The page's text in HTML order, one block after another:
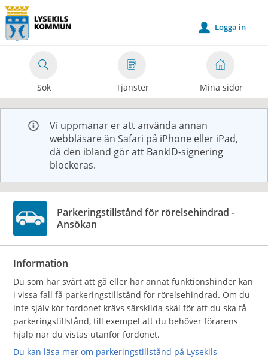
Välkommen
till
e-
tjänster
Lysekils
kommun
Sök Tjänster Mina sidor
u Logga in
Vi uppmanar er att använda annan
webbläsare än Safari på iPhone eller iPad,
då den ibland gör att BankID-signering
blockeras.
Parkeringstillstånd för rörelsehindrad -
Ansökan
Information
Du som har svårt att gå eller har annat funktionshinder kan
i vissa fall få parkeringstillstånd för rörelsehindrad. Om du
inte själv kör fordonet krävs särskilda skäl för att du ska få
parkeringstillstånd, till exempel att du behöver förarens
hjälp när du vistas utanför fordonet.
Du kan läsa mer om parkeringstillstånd på Lysekils